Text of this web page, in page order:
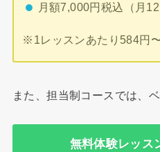
月額7,000円税込（月12
※1レッスンあたり584円
また、担当制コースでは、
無料体験レッス